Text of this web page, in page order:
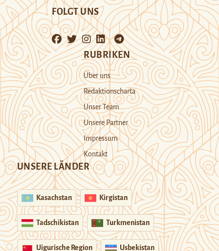
FOLGT UNS
RUBRIKEN
Über uns
Redaktionscharta
Unser Team
Unsere Partner
Impressum
Kontakt
UNSERE LÄNDER
Kasachstan Kirgistan
Tadschikistan Turkmenistan
Uigurische Region Usbekistan